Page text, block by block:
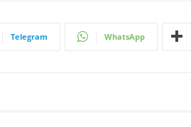
Telegram WhatsApp